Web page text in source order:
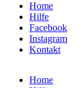
Home
Hilfe
Facebook
Instagram
Kontakt
Home